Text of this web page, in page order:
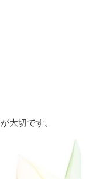
大切です。